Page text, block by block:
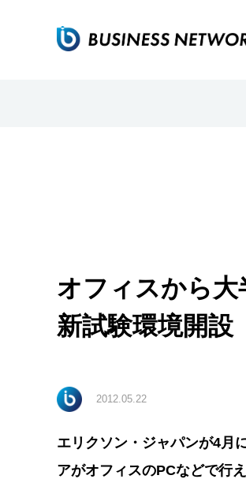
オフィスから
新試験環境開設
2012.05.22
エリクソン・ジャパンが4月
アがオフィスのPCなどで行